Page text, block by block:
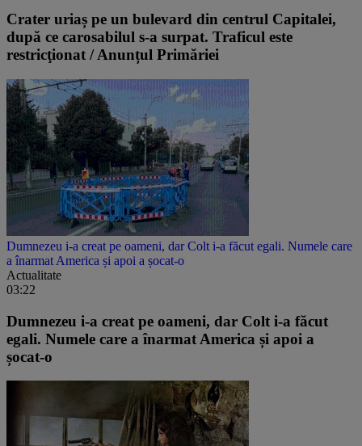
Crater uriaș pe un bulevard din centrul Capitalei,
după ce carosabilul s-a surpat. Traficul este
restricţionat / Anunțul Primăriei
Dumnezeu i-a creat pe oameni, dar Colt i-a făcut egali. Numele care
a înarmat America și apoi a șocat-o
Actualitate
03:22
Dumnezeu i-a creat pe oameni, dar Colt i-a făcut
egali. Numele care a înarmat America și apoi a
șocat-o